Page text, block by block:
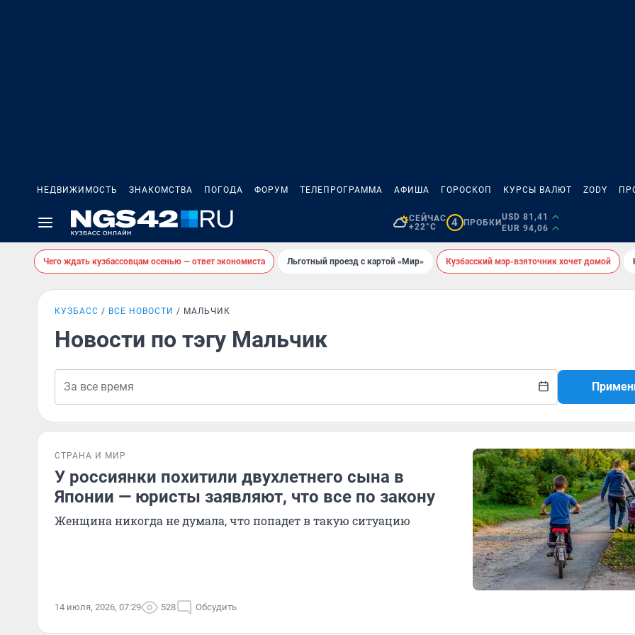
НЕДВИЖИМОСТЬ ЗНАКОМСТВА ПОГОДА ФОРУМ ТЕЛЕПРОГРАММА АФИША ГОРОСКОП КУРСЫ ВАЛЮТ ZODY
СЕЙЧАС
+22°C
4 ПРОБКИ
USD 81,41
EUR 94,06
Чего ждать кузбассовцам осенью — ответ экономиста Льготный проезд с картой «Мир» Кузбасский мэр-взяточник хочет домой
КУЗБАСС ВСЕ НОВОСТИ МАЛЬЧИК
Новости по тэгу Мальчик
СТРАНА И МИР
У россиянки похитили двухлетнего сына в
Японии — юристы заявляют, что все по закону
Женщина никогда не думала, что попадет в такую ситуацию
14 июля, 2026, 07:29 528 Обсудить